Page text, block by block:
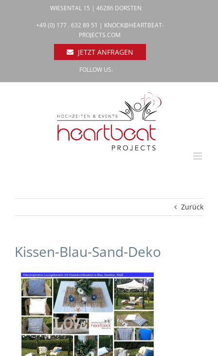
WIESENTAL 15 | 46286 DORSTEN
+49 (0) 177 . 632 89 51 | KNOCK@HEARTBEAT-
PROJECTS.COM
JETZT ANFRAGEN
FOLLOW US:
Zurück
Kissen-Blau-Sand-Deko